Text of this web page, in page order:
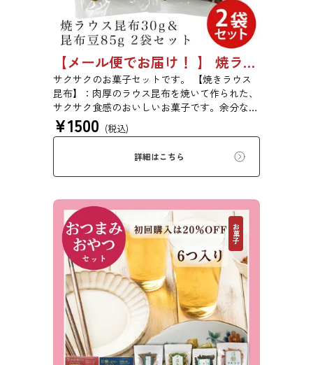
【メール便でお届け！ 】 焼ラウス昆布30g＆昆布豆85g 2袋セット
サクサクのお菓子セットです。 【焼きラウス
昆布】：肉厚のラウス昆布を焼いて作られた、
サクサク食感のおいしいお菓子です。余分な味
付けは一切せず、ラウス昆布本来の味をお楽し
みいただけます。 【昆布豆】：落花生に刻み
昆布を巻きこんだ豆菓子です。北海道産の昆布
を使用しています。さくさく食感と素材の美味
しさをお楽しみいただけます。
¥1500 (税込)
詳細はこちら
お菓子